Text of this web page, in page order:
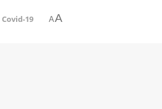
Covid-19 AA